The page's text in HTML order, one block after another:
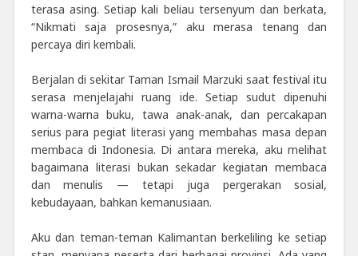
terasa asing. Setiap kali beliau tersenyum dan berkata,
“Nikmati saja prosesnya,” aku merasa tenang dan
percaya diri kembali.
Berjalan di sekitar Taman Ismail Marzuki saat festival itu
serasa menjelajahi ruang ide. Setiap sudut dipenuhi
warna-warna buku, tawa anak-anak, dan percakapan
serius para pegiat literasi yang membahas masa depan
membaca di Indonesia. Di antara mereka, aku melihat
bagaimana literasi bukan sekadar kegiatan membaca
dan menulis — tetapi juga pergerakan sosial,
kebudayaan, bahkan kemanusiaan.
Aku dan teman-teman Kalimantan berkeliling ke setiap